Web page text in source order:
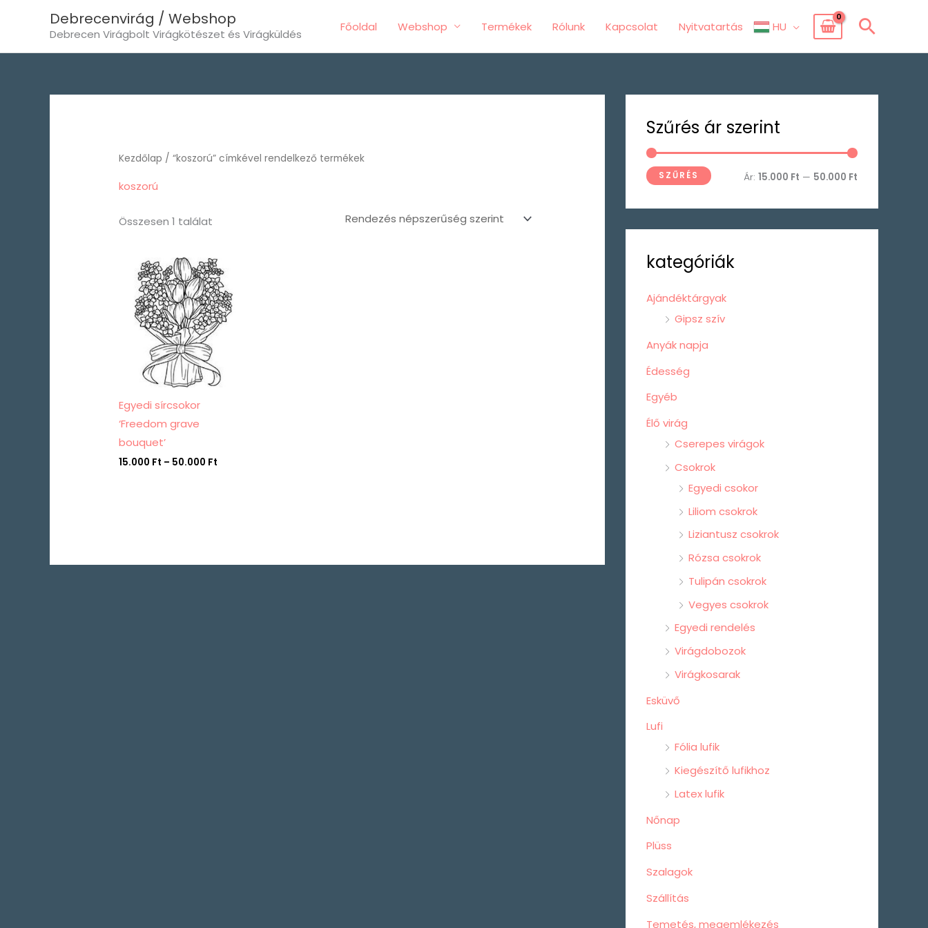
Debrecenvirág / Webshop
Debrecen Virágbolt Virágkötészet és Virágküldés
Főoldal Webshop Termékek Rólunk Kapcsolat Nyitvatartás HU
Kezdőlap / “koszorú” címkével rendelkező termékek
koszorú
Összesen 1 találat
Egyedi sírcsokor
‘Freedom grave
bouquet’
15.000 Ft – 50.000 Ft
Ártartomány:
15.000 Ft
-
50.000 Ft
Szűrés ár szerint
nx
SZŰRÉS Ár: 15.000 Ft — 50.000 Ft
kategóriák
Ajándéktárgyak
Gipsz szív
Anyák napja
Édesség
Egyéb
Élő virág
Cserepes virágok
Csokrok
Egyedi csokor
Liliom csokrok
Liziantusz csokrok
Rózsa csokrok
Tulipán csokrok
Vegyes csokrok
Egyedi rendelés
Virágdobozok
Virágkosarak
Esküvő
Lufi
Fólia lufik
Kiegészítő lufikhoz
Latex lufik
Nőnap
Plüss
Szalagok
Szállítás
Temetés, megemlékezés